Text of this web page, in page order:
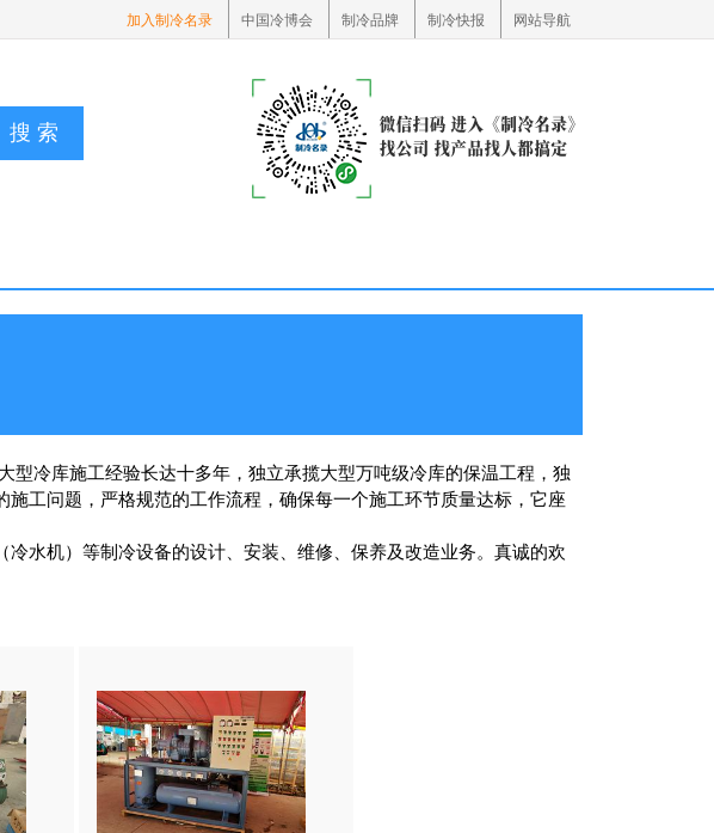
加入制冷名录 中国冷博会 制冷品牌 制冷快报 网站导航
搜 索
冷库施工经验长达十多年，独立承揽大型万吨级冷库的保温工程，独
工问题，严格规范的工作流程，确保每一个施工环节质量达标，它座
水机）等制冷设备的设计、安装、维修、保养及改造业务。真诚的欢